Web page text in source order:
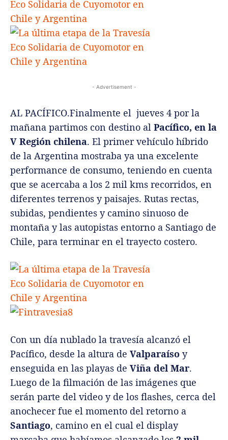
- Advertisement -
AL PACÍFICO.Finalmente el jueves 4 por la
mañana partimos con destino al Pacífico, en la
V Región chilena. El primer vehículo híbrido
de la Argentina mostraba ya una excelente
performance de consumo, teniendo en cuenta
que se acercaba a los 2 mil kms recorridos, en
diferentes terrenos y paisajes. Rutas rectas,
subidas, pendientes y camino sinuoso de
montaña y las autopistas entorno a Santiago de
Chile, para terminar en el trayecto costero.
Con un día nublado la travesía alcanzó el
Pacífico, desde la altura de Valparaíso y
enseguida en las playas de Viña del Mar.
Luego de la filmación de las imágenes que
serán parte del video y de los flashes, cerca del
anochecer fue el momento del retorno a
Santiago, camino en el cual el display